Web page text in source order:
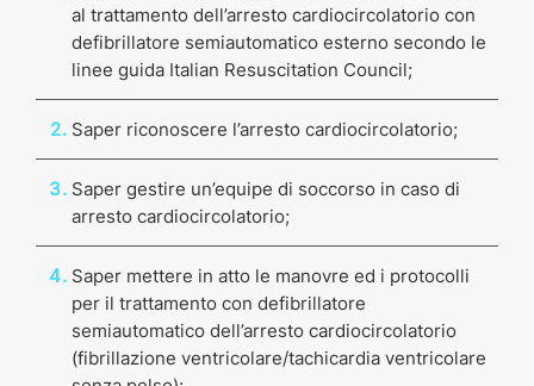
al trattamento dell’arresto cardiocircolatorio con
defibrillatore semiautomatico esterno secondo le
linee guida Italian Resuscitation Council;
Saper riconoscere l’arresto cardiocircolatorio;
Saper gestire un’equipe di soccorso in caso di
arresto cardiocircolatorio;
Saper mettere in atto le manovre ed i protocolli
per il trattamento con defibrillatore
semiautomatico dell’arresto cardiocircolatorio
(fibrillazione ventricolare/tachicardia ventricolare